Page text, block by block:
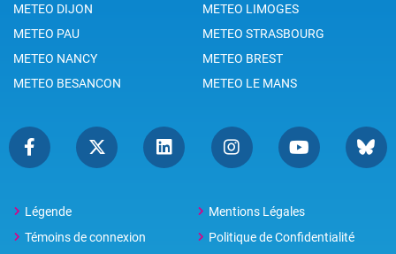
METEO DIJON
METEO LIMOGES
METEO PAU
METEO STRASBOURG
METEO NANCY
METEO BREST
METEO BESANCON
METEO LE MANS
Légende
Mentions Légales
Témoins de connexion
Politique de Confidentialité